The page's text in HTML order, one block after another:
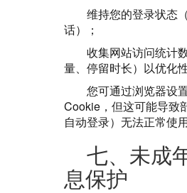
维持您的登录状态
话）；
收集网站访问统计
量、停留时长）以优化性
您可通过浏览器设
Cookie，但这可能导致
自动登录）无法正常使用
七、未成
息保护